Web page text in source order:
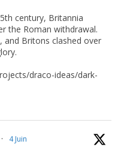
century, Britannia
the Roman withdrawal.
and Britons clashed over
draco-ideas/dark-
· 4 Juin